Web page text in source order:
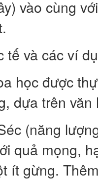
vào cùng
tế và các ví
học được
dựa trên văn
(năng
quả mọng,
ít gừng.